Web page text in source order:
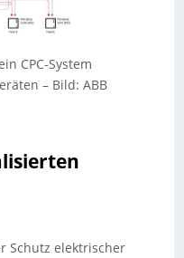
CPC-System
– Bild: ABB
Schutz elektrischer